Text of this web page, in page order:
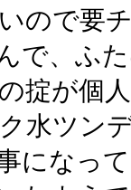
ので要
で、ふ
掟が個
水ツン
になっ